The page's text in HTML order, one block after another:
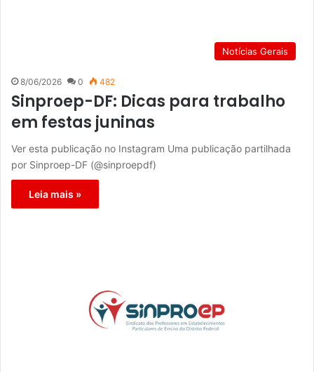
Notícias Gerais
8/06/2026 0 482
Sinproep-DF: Dicas para trabalho
em festas juninas
Ver esta publicação no Instagram Uma publicação partilhada
por Sinproep-DF (@sinproepdf)
Leia mais »